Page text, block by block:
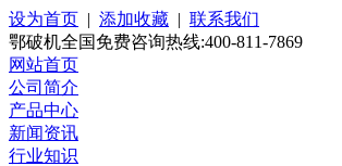
设为首页 | 添加收藏 | 联系我们
鄂破机全国免费咨询热线:400-811-7869
网站首页
公司简介
产品中心
新闻资讯
行业知识